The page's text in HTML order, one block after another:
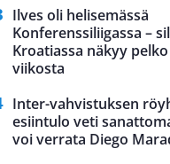
Ilves oli helisemässä
Konferenssiliigassa –
Kroatiassa näkyy
viikosta
Inter-vahvistuksen
esiintulo veti
voi verrata Diego